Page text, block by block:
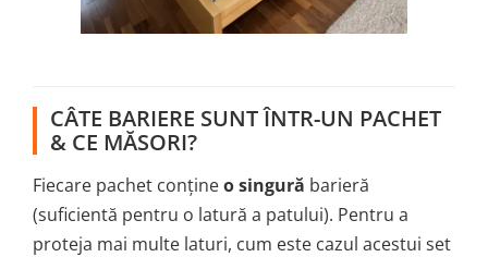
CÂTE BARIERE SUNT ÎNTR-UN PACHET
& CE MĂSORI?
Fiecare pachet conțineo singură barieră
(suficientă pentru o latură a patului). Pentru a
proteja mai multe laturi, cum este cazul acestui set